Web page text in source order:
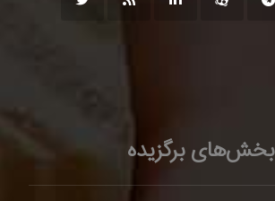
بخش‌های برگزیده